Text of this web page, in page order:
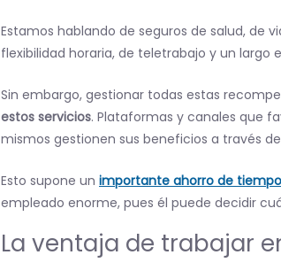
Estamos hablando de seguros de salud, de
flexibilidad horaria, de teletrabajo y un largo
Sin embargo, gestionar todas estas
estos servicios. Plataformas y canales que
mismos gestionen sus beneficios a través
Esto supone un importante ahorro de
empleado enorme, pues él puede decidir
La ventaja de trabajar